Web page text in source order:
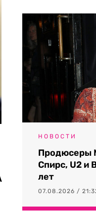
НОВОСТИ
Продюсеры
Спирс, U2 и
лет
07.08.2026 /